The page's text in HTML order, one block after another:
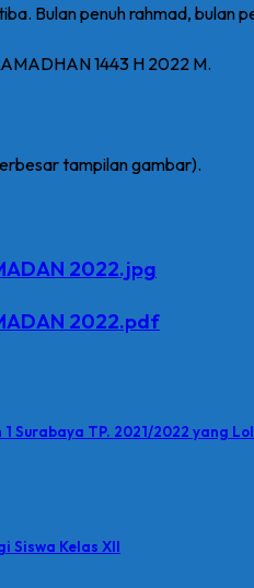
Bulan penuh rahmad, bulan
1443 H 2022 M.
tampilan gambar).
2022.jpg
2022.pdf
Surabaya TP. 2021/2022 yang
Siswa Kelas XII